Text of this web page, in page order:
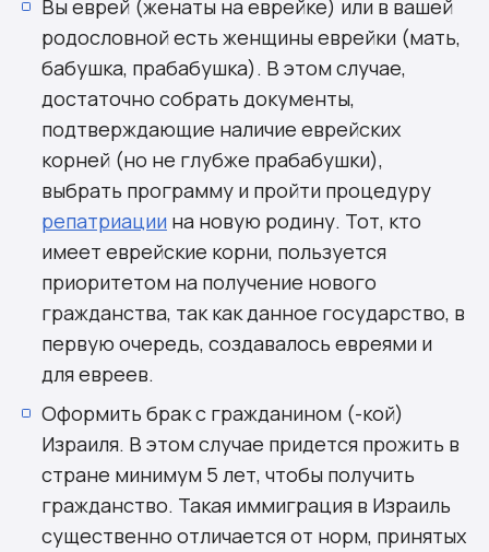
Вы еврей (женаты на еврейке) или в вашей
родословной есть женщины еврейки (мать,
бабушка, прабабушка). В этом случае,
достаточно собрать документы,
подтверждающие наличие еврейских
корней (но не глубже прабабушки),
выбрать программу и пройти процедуру
репатриации на новую родину. Тот, кто
имеет еврейские корни, пользуется
приоритетом на получение нового
гражданства, так как данное государство, в
первую очередь, создавалось евреями и
для евреев.
Оформить брак с гражданином (-кой)
Израиля. В этом случае придется прожить в
стране минимум 5 лет, чтобы получить
гражданство. Такая иммиграция в Израиль
существенно отличается от норм, принятых